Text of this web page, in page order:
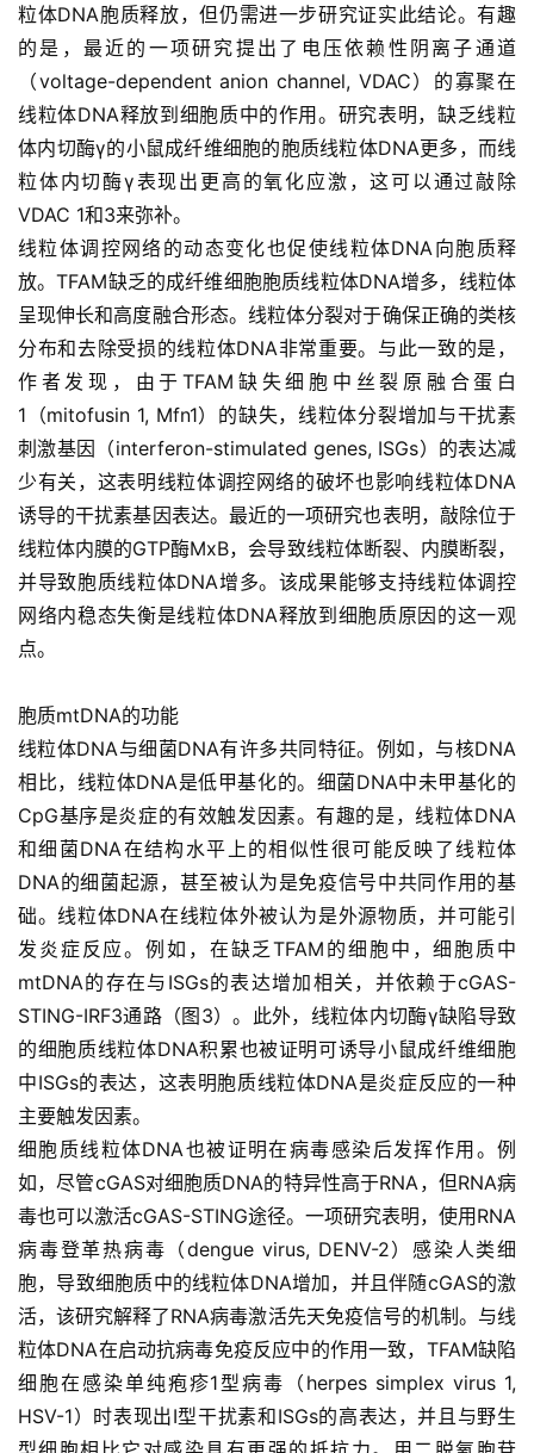
粒体DNA胞质释放，但仍需进一步研究证实此结论。有趣
的是，最近的一项研究提出了电压依赖性阴离子通道
（voltage-dependent anion channel, VDAC）的寡聚在
线粒体DNA释放到细胞质中的作用。研究表明，缺乏线粒
体内切酶γ的小鼠成纤维细胞的胞质线粒体DNA更多，而线
粒体内切酶γ表现出更高的氧化应激，这可以通过敲除
VDAC 1和3来弥补。
线粒体调控网络的动态变化也促使线粒体DNA向胞质释
放。TFAM缺乏的成纤维细胞胞质线粒体DNA增多，线粒体
呈现伸长和高度融合形态。线粒体分裂对于确保正确的类核
分布和去除受损的线粒体DNA非常重要。与此一致的是，
作者发现，由于TFAM缺失细胞中丝裂原融合蛋白
1（mitofusin 1, Mfn1）的缺失，线粒体分裂增加与干扰素
刺激基因（interferon-stimulated genes, ISGs）的表达减
少有关，这表明线粒体调控网络的破坏也影响线粒体DNA
诱导的干扰素基因表达。最近的一项研究也表明，敲除位于
线粒体内膜的GTP酶MxB，会导致线粒体断裂、内膜断裂，
并导致胞质线粒体DNA增多。该成果能够支持线粒体调控
网络内稳态失衡是线粒体DNA释放到细胞质原因的这一观
点。
胞质mtDNA的功能
线粒体DNA与细菌DNA有许多共同特征。例如，与核DNA
相比，线粒体DNA是低甲基化的。细菌DNA中未甲基化的
CpG基序是炎症的有效触发因素。有趣的是，线粒体DNA
和细菌DNA在结构水平上的相似性很可能反映了线粒体
DNA的细菌起源，甚至被认为是免疫信号中共同作用的基
础。线粒体DNA在线粒体外被认为是外源物质，并可能引
发炎症反应。例如，在缺乏TFAM的细胞中，细胞质中
mtDNA的存在与ISGs的表达增加相关，并依赖于cGAS-
STING-IRF3通路（图3）。此外，线粒体内切酶γ缺陷导致
的细胞质线粒体DNA积累也被证明可诱导小鼠成纤维细胞
中ISGs的表达，这表明胞质线粒体DNA是炎症反应的一种
主要触发因素。
细胞质线粒体DNA也被证明在病毒感染后发挥作用。例
如，尽管cGAS对细胞质DNA的特异性高于RNA，但RNA病
毒也可以激活cGAS-STING途径。一项研究表明，使用RNA
病毒登革热病毒（dengue virus, DENV-2）感染人类细
胞，导致细胞质中的线粒体DNA增加，并且伴随cGAS的激
活，该研究解释了RNA病毒激活先天免疫信号的机制。与线
粒体DNA在启动抗病毒免疫反应中的作用一致，TFAM缺陷
细胞在感染单纯疱疹1型病毒（herpes simplex virus 1,
HSV-1）时表现出I型干扰素和ISGs的高表达，并且与野生